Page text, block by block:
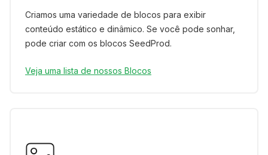
Criamos uma variedade de blocos para exibir
conteúdo estático e dinâmico. Se você pode sonhar,
pode criar com os blocos SeedProd.
Veja uma lista de nossos Blocos